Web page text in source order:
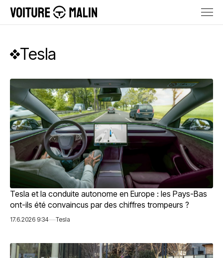
Tesla
Tesla et la conduite autonome en Europe : les Pays-Bas
ont-ils été convaincus par des chiffres trompeurs ?
17.6.2026 9:34 Tesla